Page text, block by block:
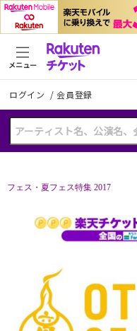
ログイン /会員登録
メニュー
フェス・夏フェス特集 2017